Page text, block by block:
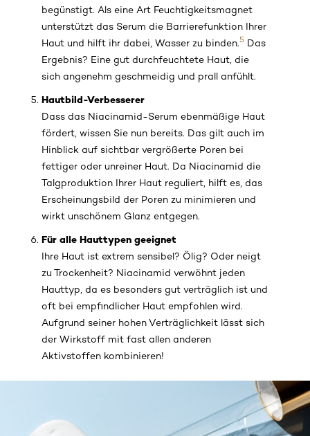
begünstigt. Als eine Art Feuchtigkeitsmagnet
unterstützt das Serum die Barrierefunktion Ihrer
Haut und hilft ihr dabei, Wasser zu binden.5 Das
Ergebnis? Eine gut durchfeuchtete Haut, die
sich angenehm geschmeidig und prall anfühlt.
Hautbild-Verbesserer
Dass das Niacinamid-Serum ebenmäßige Haut
fördert, wissen Sie nun bereits. Das gilt auch im
Hinblick auf sichtbar vergrößerte Poren bei
fettiger oder unreiner Haut. Da Niacinamid die
Talgproduktion Ihrer Haut reguliert, hilft es, das
Erscheinungsbild der Poren zu minimieren und
wirkt unschönem Glanz entgegen.
Für alle Hauttypen geeignet
Ihre Haut ist extrem sensibel? Ölig? Oder neigt
zu Trockenheit? Niacinamid verwöhnt jeden
Hauttyp, da es besonders gut verträglich ist und
oft bei empfindlicher Haut empfohlen wird.
Aufgrund seiner hohen Verträglichkeit lässt sich
der Wirkstoff mit fast allen anderen
Aktivstoffen kombinieren!